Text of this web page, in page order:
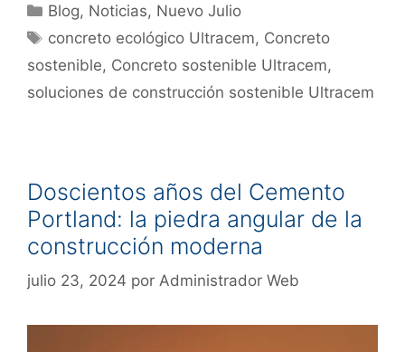
Blog, Noticias, Nuevo Julio
concreto ecológico Ultracem, Concreto
sostenible, Concreto sostenible Ultracem,
soluciones de construcción sostenible Ultracem
Doscientos años del Cemento
Portland: la piedra angular de la
construcción moderna
julio 23, 2024 por Administrador Web